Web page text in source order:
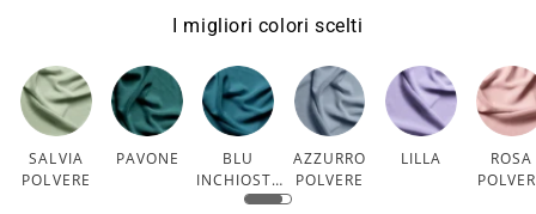
I migliori colori scelti
SALVIA
POLVERE
PAVONE
BLU
INCHIOSTR
O
AZZURRO
POLVERE
LILLA
ROSA